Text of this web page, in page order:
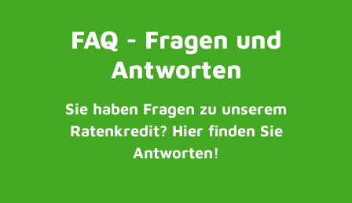
FAQ - Fragen und
Antworten
Sie haben Fragen zu unserem
Ratenkredit? Hier finden Sie
Antworten!